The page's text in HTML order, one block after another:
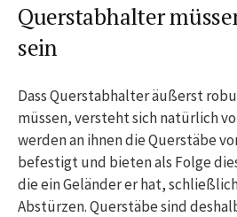
Querstabhalter
sein
Dass Querstabhalter äußerst
müssen, versteht sich natürlich
werden an ihnen die Querstäbe
befestigt und bieten als Folge
die ein Geländer er hat,
Abstürzen. Querstäbe sind